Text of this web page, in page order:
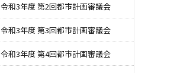
令和3年度 第2回都市計画審議会
令和3年度 第3回都市計画審議会
令和3年度 第4回都市計画審議会